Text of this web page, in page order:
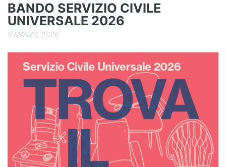
BANDO SERVIZIO CIVILE
UNIVERSALE 2026
9 MARZO 2026